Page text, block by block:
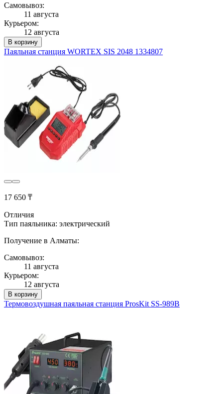
Самовывоз:
11 августа
Курьером:
12 августа
В корзину
Паяльная станция WORTEX SIS 2048 1334807
17 650 ₸
Отличия
Тип паяльника: электрический
Получение в Алматы:
Самовывоз:
11 августа
Курьером:
12 августа
В корзину
Термовоздушная паяльная станция ProsKit SS-989B